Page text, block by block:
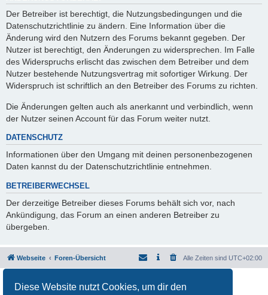
Diese Website nutzt Cookies, um dir den
Der Betreiber ist berechtigt, die Nutzungsbedingungen und die
Datenschutzrichtlinie zu ändern. Eine Information über die
Änderung wird den Nutzern des Forums bekannt gegeben. Der
Nutzer ist berechtigt, den Änderungen zu widersprechen. Im Falle
des Widerspruchs erlischt das zwischen dem Betreiber und dem
Nutzer bestehende Nutzungsvertrag mit sofortiger Wirkung. Der
Widerspruch ist schriftlich an den Betreiber des Forums zu richten.
Die Änderungen gelten auch als anerkannt und verbindlich, wenn
der Nutzer seinen Account für das Forum weiter nutzt.
DATENSCHUTZ
Informationen über den Umgang mit deinen personenbezogenen
Daten kannst du der Datenschutzrichtlinie entnehmen.
BETREIBERWECHSEL
Der derzeitige Betreiber dieses Forums behält sich vor, nach
Ankündigung, das Forum an einen anderen Betreiber zu
übergeben.
Webseite Foren-Übersicht Alle Zeiten sind UTC+02:00
Deutsche Übersetzung durchphpBB.de